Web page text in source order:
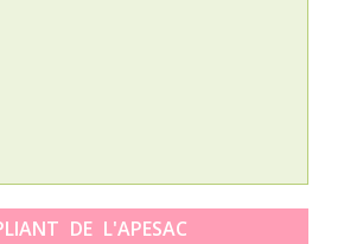
DE L'APESAC